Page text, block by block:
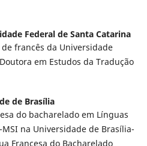
Federal de Santa Catarina
francês da Universidade
em Estudos da Tradução
de Brasília
do bacharelado em Línguas
na Universidade de Brasília-
Francesa do Bacharelado